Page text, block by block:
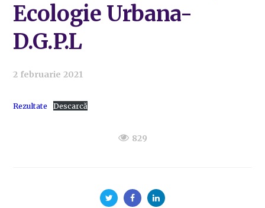
Ecologie Urbana-
D.G.P.L
2 februarie 2021
Rezultate Descarcă
829